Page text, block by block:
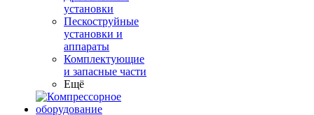
установки
Пескоструйные
установки и
аппараты
Комплектующие
и запасные части
Ещё